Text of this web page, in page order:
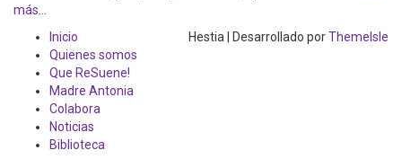
más…
Inicio
Quienes somos
Que ReSuene!
Madre Antonia
Colabora
Noticias
Biblioteca
Hestia | Desarrollado porThemeIsle